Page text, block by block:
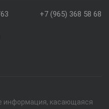
+7 (965) 368 58 68
информация, касающаяся